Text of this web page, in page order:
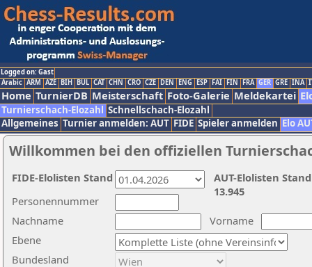
Logged on: Gast
Arabic ARM AZE BIH BUL CAT CHN CRO CZE DEN ENG ESP FAI FIN FRA GER GRE INA
Home TurnierDB Meisterschaft Foto-Galerie Meldekartei
Turnierschach-Elozahl Schnellschach-Elozahl
Allgemeines Turnier anmelden: AUT FIDE Spieler anmelden Elo
Willkommen bei den offiziellen
Nachname
Vorname
Ebene
Personennummer
Bundesland
AUT-Elolisten
13.945
FIDE-Elolisten Stand